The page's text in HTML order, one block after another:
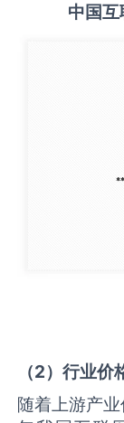
中国互
（2）行业价
随着上游产